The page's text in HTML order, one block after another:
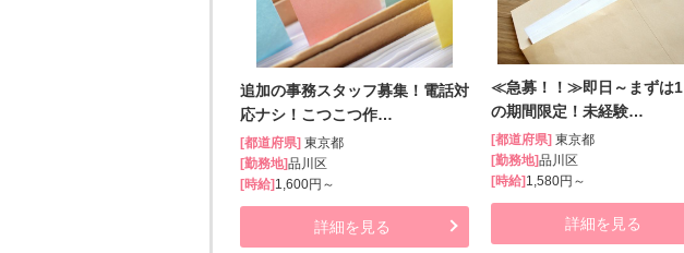
追加の事務スタッフ募集！電話対
応ナシ！こつこつ作…
[都道府県] 東京都
[勤務地]品川区
[時給]1,600円～
詳細を見る
≪急募！！≫即日～まずは1
の期間限定！未経験…
[都道府県] 東京都
[勤務地]品川区
[時給]1,580円～
詳細を見る